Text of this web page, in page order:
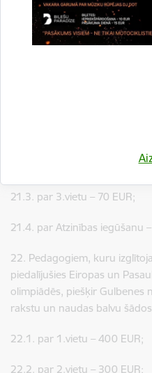
zinātniskās pētniecības
kritēriji un naudas balvu
21.2. par 2.vietu – 100 EUR;
21.3. par 3.vietu – 70 EUR;
21.4. par Atzinības iegūšanu
22. Pedagogiem, kuru
piedalījušies Eiropas un
olimpiādēs, piešķir Gulbenes
rakstu un naudas balvu
22.1. par 1.vietu – 400 EUR;
22.2. par 2.vietu – 300 EUR;